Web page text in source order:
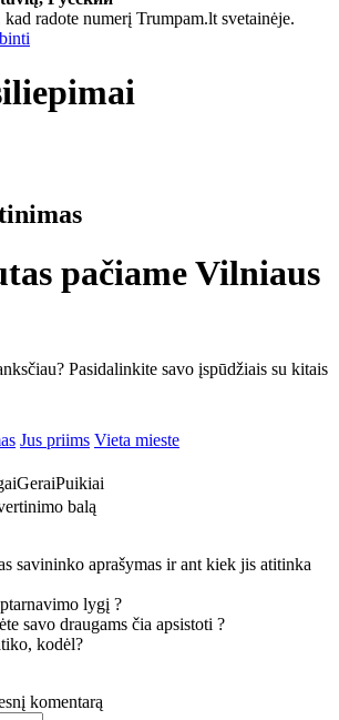
radote numerį Trumpam.lt svetainėje.
pačiame Vilniaus
Pasidalinkite savo įspūdžiais su kitais
Jus priims Vieta mieste
GeraiPuikiai
balą
savininko aprašymas ir ant kiek jis atitinka
lygį ?
savo draugams čia apsistoti ?
kodėl?
komentarą